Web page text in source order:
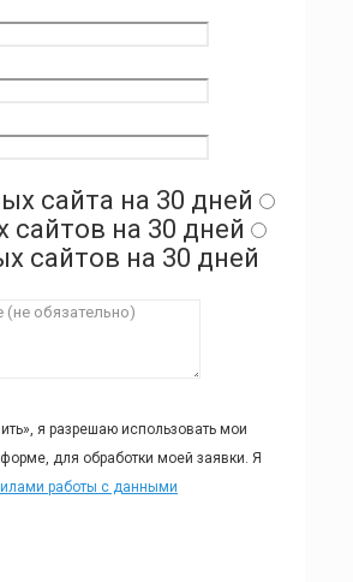
сайта на 30 дней
сайтов на 30 дней
сайтов на 30 дней
я разрешаю использовать мои
для обработки моей заявки. Я
работы с данными